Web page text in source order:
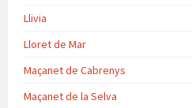
Llivia
Lloret de Mar
Maçanet de Cabrenys
Maçanet de la Selva